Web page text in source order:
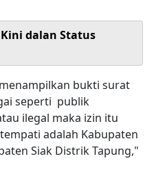
dalan Status
bukti surat
seperti publik
ilegal maka izin itu
adalah Kabupaten
Siak Distrik Tapung,"